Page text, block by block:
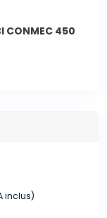
450
inclus)